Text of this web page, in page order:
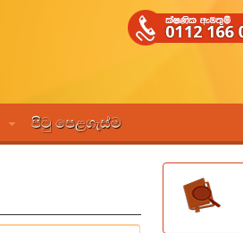
පිටු පෙළගැස්ම